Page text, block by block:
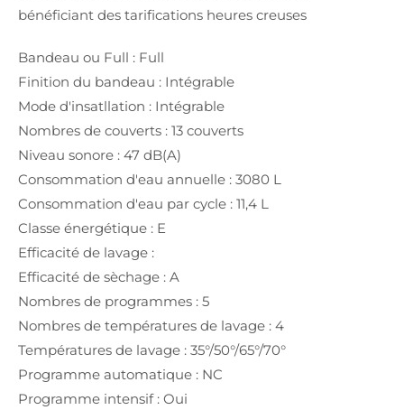
bénéficiant des tarifications heures creuses
Bandeau ou Full : Full
Finition du bandeau : Intégrable
Mode d'insatllation : Intégrable
Nombres de couverts : 13 couverts
Niveau sonore : 47 dB(A)
Consommation d'eau annuelle : 3080 L
Consommation d'eau par cycle : 11,4 L
Classe énergétique : E
Efficacité de lavage :
Efficacité de sèchage : A
Nombres de programmes : 5
Nombres de températures de lavage : 4
Températures de lavage : 35°/50°/65°/70°
Programme automatique : NC
Programme intensif : Oui